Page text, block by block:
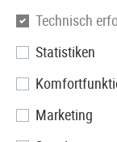
Emerson
FAST
Technisch
Statistiken
Marketing